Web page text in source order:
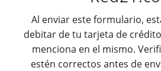
Al enviar este formulario,
debitar de tu tarjeta de
menciona en el mismo.
estén correctos antes de